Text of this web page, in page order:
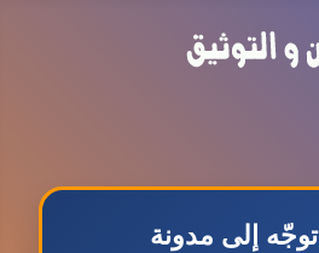
توجّه إلى مدونة